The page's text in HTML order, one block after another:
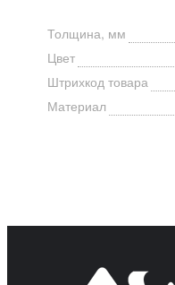
Толщина, мм
Цвет
Штрихкод товара
Материал